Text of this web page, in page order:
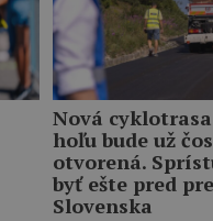
Nová
hoľu bude už
otvorená.
byť ešte pred
Slovenska